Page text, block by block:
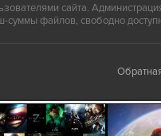
сайта.
файлов, свободно